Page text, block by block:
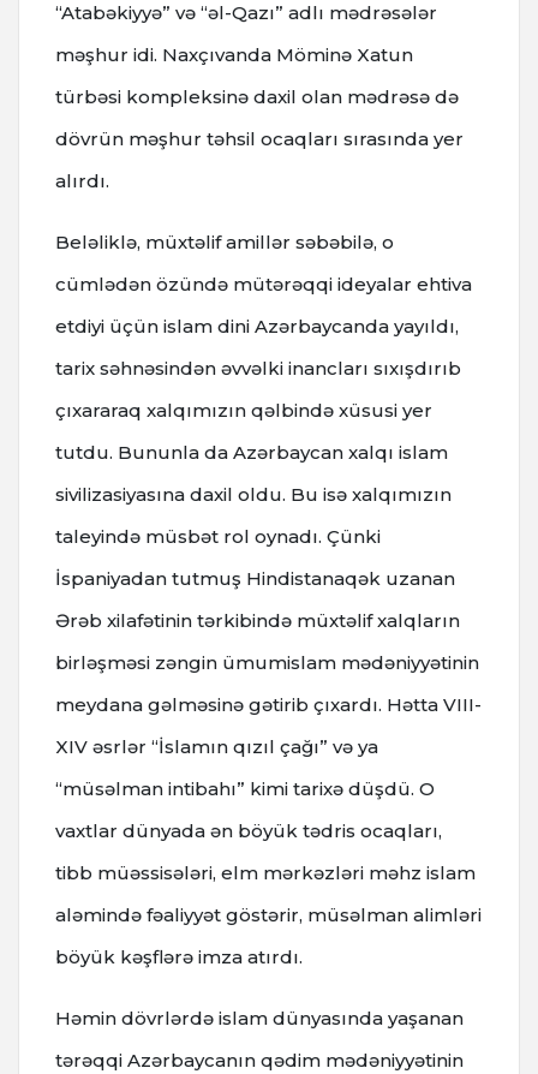
“Atabəkiyyə” və “əl-Qazı” adlı mədrəsələr
məşhur idi. Naxçıvanda Möminə Xatun
türbəsi kompleksinə daxil olan mədrəsə də
dövrün məşhur təhsil ocaqları sırasında yer
alırdı.
Beləliklə, müxtəlif amillər səbəbilə, o
cümlədən özündə mütərəqqi ideyalar ehtiva
etdiyi üçün islam dini Azərbaycanda yayıldı,
tarix səhnəsindən əvvəlki inancları sıxışdırıb
çıxararaq xalqımızın qəlbində xüsusi yer
tutdu. Bununla da Azərbaycan xalqı islam
sivilizasiyasına daxil oldu. Bu isə xalqımızın
taleyində müsbət rol oynadı. Çünki
İspaniyadan tutmuş Hindistanaqək uzanan
Ərəb xilafətinin tərkibində müxtəlif xalqların
birləşməsi zəngin ümumislam mədəniyyətinin
meydana gəlməsinə gətirib çıxardı. Hətta VIII-
XIV əsrlər “İslamın qızıl çağı” və ya
“müsəlman intibahı” kimi tarixə düşdü. O
vaxtlar dünyada ən böyük tədris ocaqları,
tibb müəssisələri, elm mərkəzləri məhz islam
aləmində fəaliyyət göstərir, müsəlman alimləri
böyük kəşflərə imza atırdı.
Həmin dövrlərdə islam dünyasında yaşanan
tərəqqi Azərbaycanın qədim mədəniyyətinin